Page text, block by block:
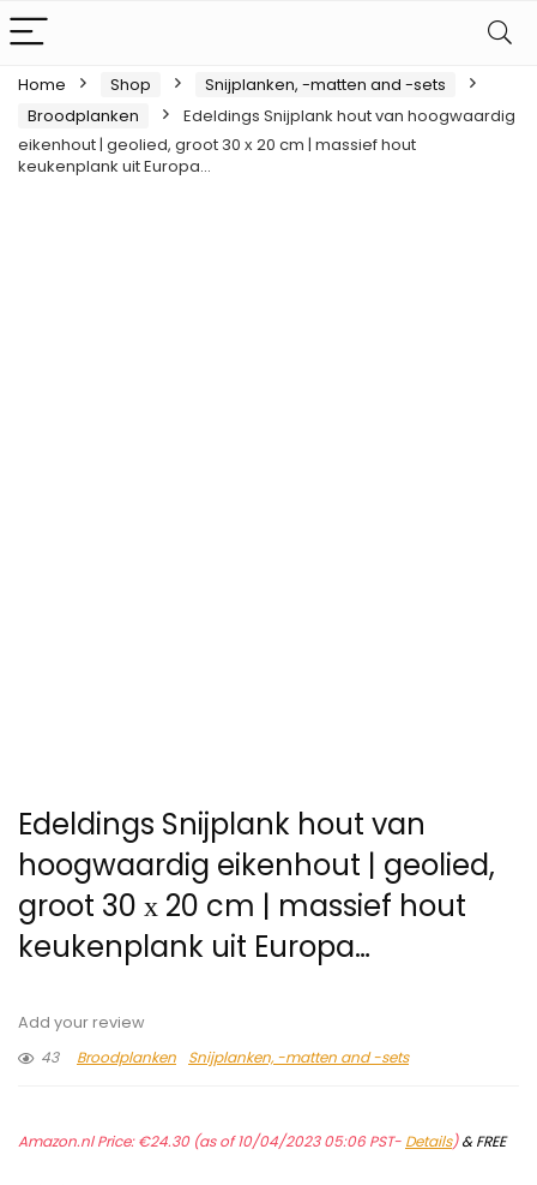
Home Shop
Snijplanken, -matten and -sets
Broodplanken
Edeldings Snijplank hout van hoogwaardig
eikenhout | geolied, groot 30 х 20 cm | massief hout
keukenplank uit Europa…
Edeldings Snijplank hout van
hoogwaardig eikenhout | geolied,
groot 30 х 20 cm | massief hout
keukenplank uit Europa…
Add your review
43
Broodplanken Snijplanken, -matten and -sets
Amazon.nl Price:€24.30(as of 10/04/2023 05:06 PST- Details)&FREE